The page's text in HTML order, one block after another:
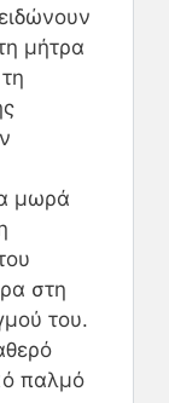
μήτρα
μωρά
στη
του.
παλμό